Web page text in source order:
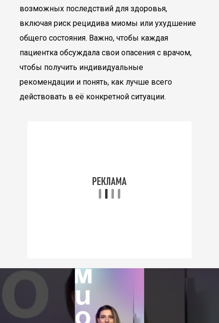
возможных последствий для здоровья,
включая риск рецидива миомы или ухудшение
общего состояния. Важно, чтобы каждая
пациентка обсуждала свои опасения с врачом,
чтобы получить индивидуальные
рекомендации и понять, как лучше всего
действовать в её конкретной ситуации.